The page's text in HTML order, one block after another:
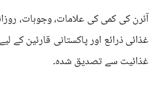
آئرن کی کمی کی علامات، وجوہات،
غذائی ذرائع اور پاکستانی قارئین کے
غذائیت سے تصدیق شدہ۔